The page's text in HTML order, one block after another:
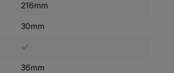
216mm
30mm
36mm